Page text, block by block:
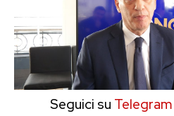
Seguici su Telegram